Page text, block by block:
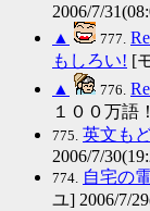
2006/7/
▲
777.
もしろい! [
▲
776.
１００万語
775. 英文も
2006/7/
774. 自宅の
ユ] 2006/7/